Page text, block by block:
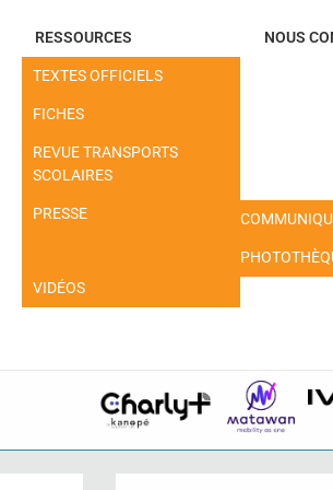
RESSOURCES
TEXTES OFFICIELS
FICHES
REVUE TRANSPORTS
SCOLAIRES
PRESSE
VIDÉOS
NOUS